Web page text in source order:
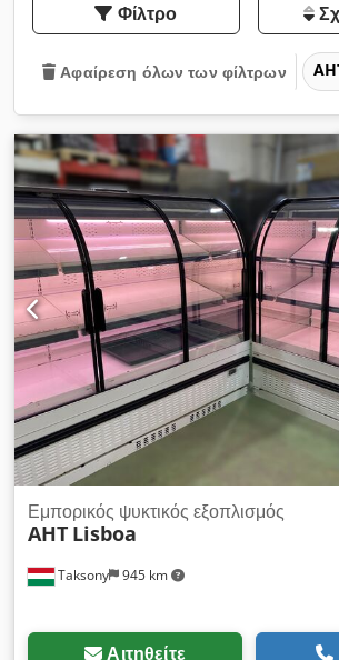
Φίλτρο
Αφαίρεση όλων των φίλτρων
Taksony 945 km
Εμπορικός ψυκτικός εξοπλισμός
AHT Lisboa
Αιτηθείτε